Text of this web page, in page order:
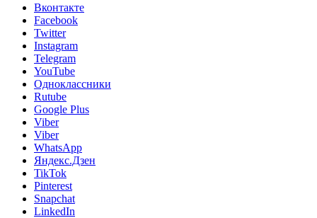
Вконтакте
Facebook
Twitter
Instagram
Telegram
YouTube
Одноклассники
Rutube
Google Plus
Viber
Viber
WhatsApp
Яндекс.Дзен
TikTok
Pinterest
Snapchat
LinkedIn